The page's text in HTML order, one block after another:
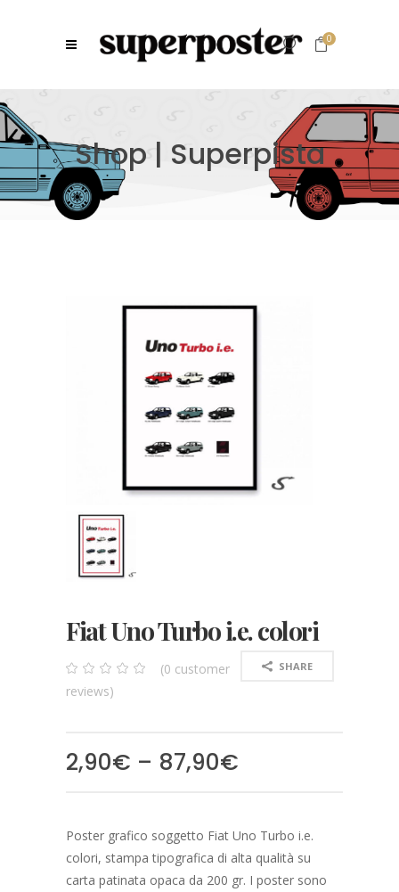
0
Shop | Superpista
Fiat Uno Turbo i.e. colori
SHARE
out
ratings
(0 customer
reviews)
2,90€ – 87,90€
Poster grafico soggetto Fiat Uno Turbo i.e.
colori, stampa tipografica di alta qualità su
carta patinata opaca da 200 gr. I poster sono